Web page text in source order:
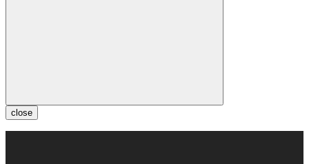
close